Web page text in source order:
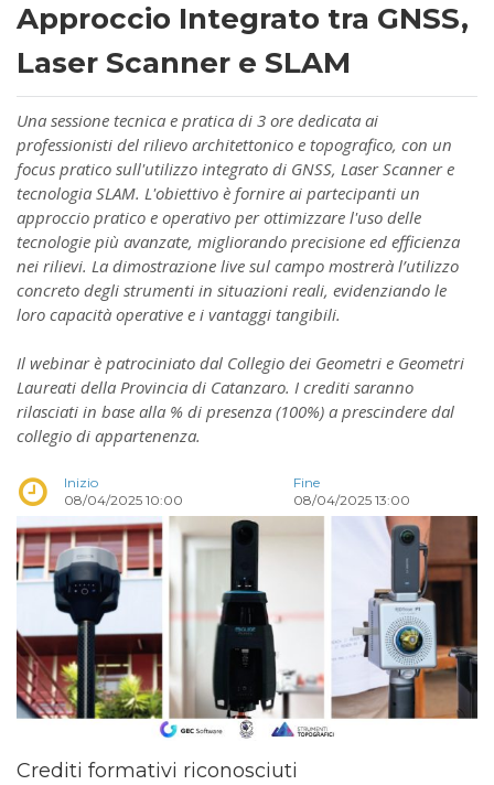
Approccio Integrato tra GNSS,
Laser Scanner e SLAM
Una sessione tecnica e pratica di 3 ore dedicata ai
professionisti del rilievo architettonico e topografico, con un
focus pratico sull'utilizzo integrato di GNSS, Laser Scanner e
tecnologia SLAM. L'obiettivo è fornire ai partecipanti un
approccio pratico e operativo per ottimizzare l'uso delle
tecnologie più avanzate, migliorando precisione ed efficienza
nei rilievi. La dimostrazione live sul campo mostrerà l’utilizzo
concreto degli strumenti in situazioni reali, evidenziando le
loro capacità operative e i vantaggi tangibili.
Il webinar è patrociniato dal Collegio dei Geometri e Geometri
Laureati della Provincia di Catanzaro. I crediti saranno
rilasciati in base alla % di presenza (100%) a prescindere dal
collegio di appartenenza.
Inizio
08/04/2025 10:00
Fine
08/04/2025 13:00
Crediti formativi riconosciuti